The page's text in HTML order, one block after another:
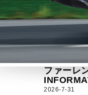
ファーレ
2026-7-31